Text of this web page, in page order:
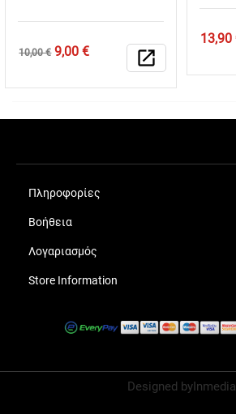
Κανονική
10,00 € Τιμή
9,00 € open_in_new
Τιμή
13,90
Πληροφορίες
Βοήθεια
Λογαριασμός
Store Information
Designed byInmedia